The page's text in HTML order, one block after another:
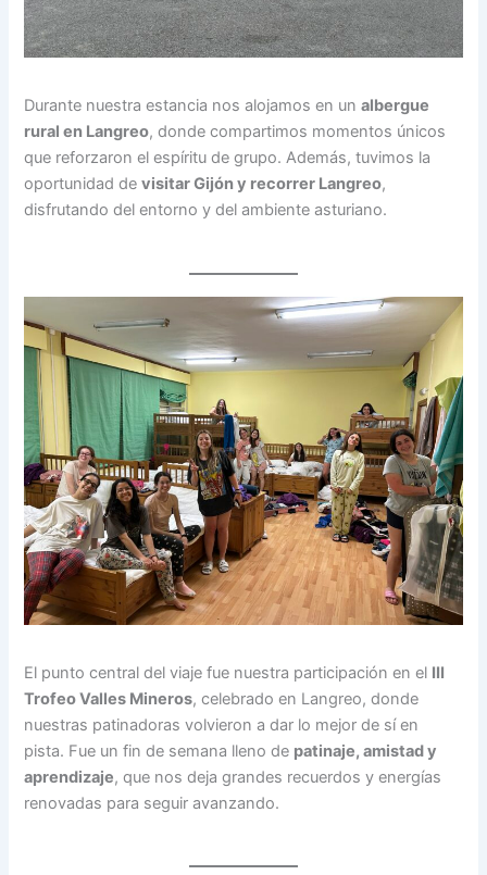
Durante nuestra estancia nos alojamos en unalbergue
rural en Langreo, donde compartimos momentos únicos
que reforzaron el espíritu de grupo. Además, tuvimos la
oportunidad devisitar Gijón y recorrer Langreo,
disfrutando del entorno y del ambiente asturiano.
El punto central del viaje fue nuestra participación en el III
Trofeo Valles Mineros, celebrado en Langreo, donde
nuestras patinadoras volvieron a dar lo mejor de sí en
pista. Fue un fin de semana lleno de patinaje, amistad y
aprendizaje, que nos deja grandes recuerdos y energías
renovadas para seguir avanzando.